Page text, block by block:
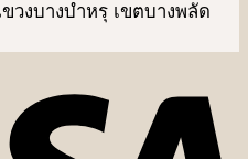
วงบางบำหรุ เขตบางพลัด